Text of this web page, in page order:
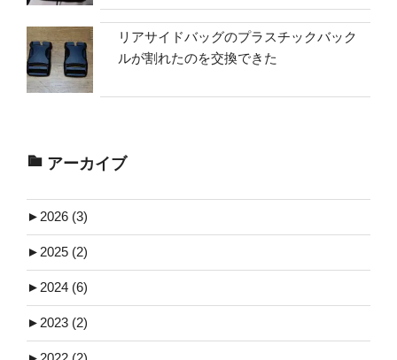
リアサイドバッグのプラスチックバック
ルが割れたのを交換できた
アーカイブ
► 2026 (3)
► 2025 (2)
► 2024 (6)
► 2023 (2)